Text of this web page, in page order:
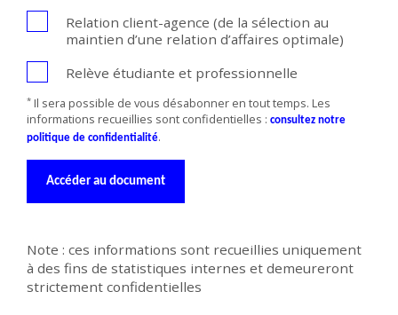
Relation client-agence (de la sélection au
maintien d’une relation d’affaires optimale)
Relève étudiante et professionnelle
* Il sera possible de vous désabonner en tout temps. Les
informations recueillies sont confidentielles : consultez notre
politique de confidentialité.
Accéder au document
Note : ces informations sont recueillies uniquement
à des fins de statistiques internes et demeureront
strictement confidentielles